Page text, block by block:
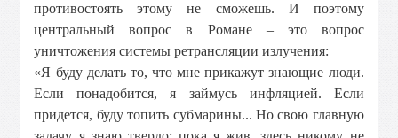
противостоять этому не сможешь. И поэтому
центральный вопрос в Романе – это вопрос
уничтожения системы ретрансляции излучения:
«Я буду делать то, что мне прикажут знающие люди.
Если понадобится, я займусь инфляцией. Если
придется, буду топить субмарины... Но свою главную